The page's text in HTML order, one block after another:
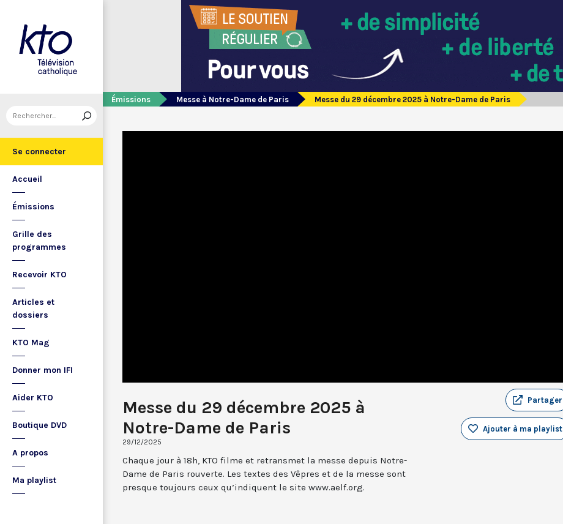
Se connecter
Accueil
Émissions
Grille des
programmes
Recevoir KTO
Articles et
dossiers
KTO Mag
Donner mon IFI
Aider KTO
Boutique DVD
A propos
Ma playlist
Émissions Messe à Notre-Dame de Paris Messe du 29 décembre 2025 à Notre-Dame de Paris
Messe du 29 décembre 2025 à
Notre-Dame de Paris
29/12/2025
Partager
Ajouter à ma playlist
Chaque jour à 18h, KTO filme et retransmet la messe depuis Notre-
Dame de Paris rouverte. Les textes des Vêpres et de la messe sont
presque toujours ceux qu’indiquent le site www.aelf.org.